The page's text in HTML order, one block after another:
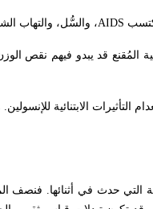
AIDS، والسُّل، والتهاب
المُقنع قد يبدو فيهم نقص
الابتنائية
التي حدث في أثنائها.